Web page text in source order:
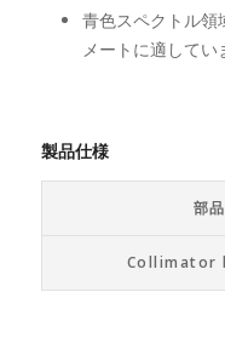
青色スペクトル領
メートに適してい
製品仕様
部
Collimator